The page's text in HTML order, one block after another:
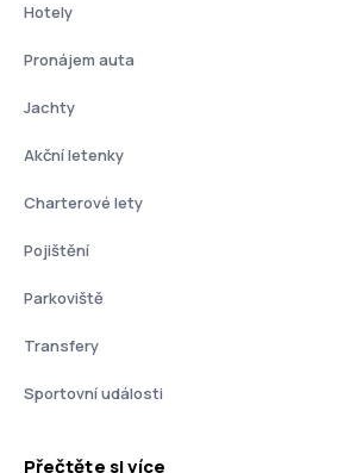
Hotely
Pronájem auta
Jachty
Akční letenky
Charterové lety
Pojištění
Parkoviště
Transfery
Sportovní události
Přečtěte si více